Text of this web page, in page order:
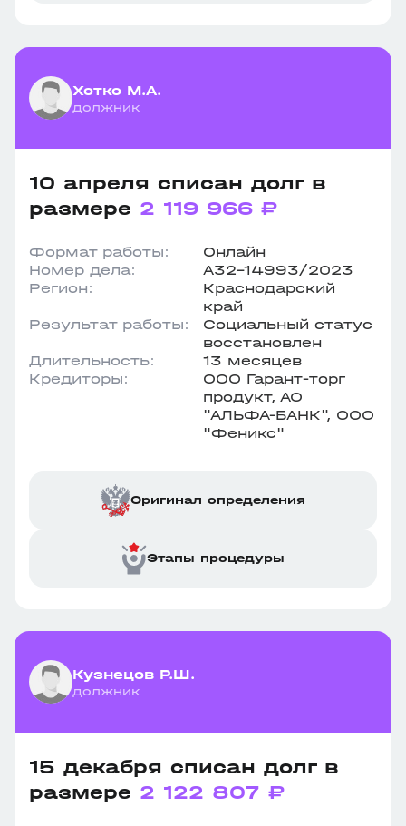
Хотко М.А.
должник
10 апреля списан долг в
размере 2 119 966 ₽
Формат работы:
Онлайн
Номер дела:
А32-14993/2023
Регион:
Краснодарский
край
Результат работы:
Социальный статус
восстановлен
Длительность:
13 месяцев
Кредиторы:
ООО Гарант-торг
продукт, АО
"АЛЬФА-БАНК", ООО
"Феникс"
Оригинал определения
Этапы процедуры
Кузнецов Р.Ш.
должник
15 декабря списан долг в
размере 2 122 807 ₽